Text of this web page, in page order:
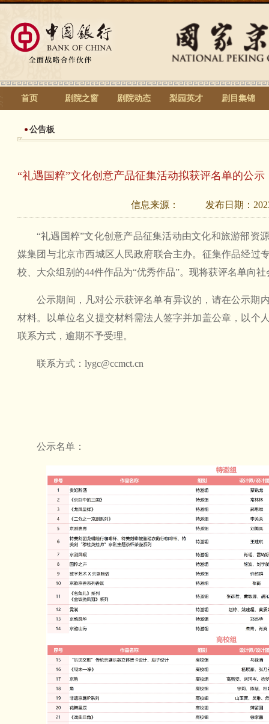
首页 剧院之窗 剧院动态 梨园英才 剧目集锦
公告板
“礼遇国粹”文化创意产品征集活动拟获评名单的公示
信息来源： 发布日期：
“礼遇国粹”文化创意产品征集活动由文化和旅游部资
媒集团与北京市西城区人民政府联合主办。征集作品经过
校、大众组别的44件作品为“优秀作品”。现将获评名单向
公示期间，凡对公示获评名单有异议的，请在公示期
材料。以单位名义提交材料需法人签字并加盖公章，以个
联系方式，逾期不予受理。
联系方式：lygc@ccmct.cn
公示名单：